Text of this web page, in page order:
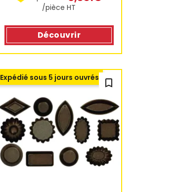
/pièce HT
Découvrir
bookmark_outline
Expédié sous 5 jours ouvrés